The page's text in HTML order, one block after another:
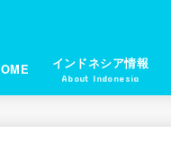
インドネシア情報
About Indonesia